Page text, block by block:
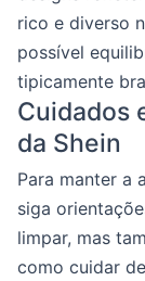
rico e diverso
possível
tipicamente
Cuidados
da Shein
Para manter a
siga
limpar, mas
como cuidar